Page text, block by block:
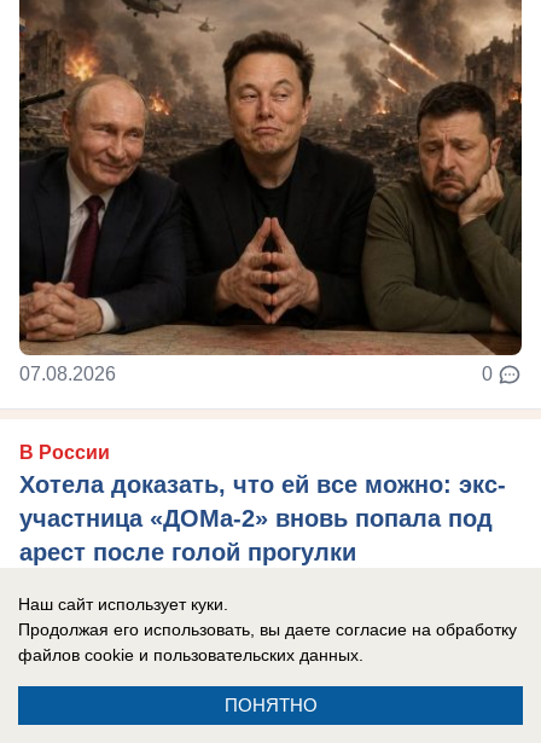
07.08.2026 0
В России
Хотела доказать, что ей все можно: экс-
участница «ДОМа-2» вновь попала под
арест после голой прогулки
Наш сайт использует куки.
Продолжая его использовать, вы даете согласие на обработку
файлов cookie и пользовательских данных.
ПОНЯТНО